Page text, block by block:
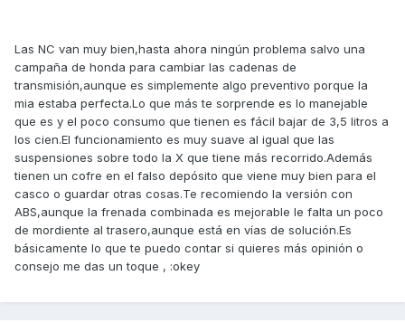
Las NC van muy bien,hasta ahora ningún problema salvo una
campaña de honda para cambiar las cadenas de
transmisión,aunque es simplemente algo preventivo porque la
mia estaba perfecta.Lo que más te sorprende es lo manejable
que es y el poco consumo que tienen es fácil bajar de 3,5 litros a
los cien.El funcionamiento es muy suave al igual que las
suspensiones sobre todo la X que tiene más recorrido.Además
tienen un cofre en el falso depósito que viene muy bien para el
casco o guardar otras cosas.Te recomiendo la versión con
ABS,aunque la frenada combinada es mejorable le falta un poco
de mordiente al trasero,aunque está en vías de solución.Es
básicamente lo que te puedo contar si quieres más opinión o
consejo me das un toque , :okey